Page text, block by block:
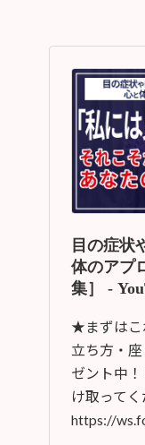
目の症状
体のアプ
集］ -
★まずはこ
立ち方・
ゼント中
け取ってく
https://